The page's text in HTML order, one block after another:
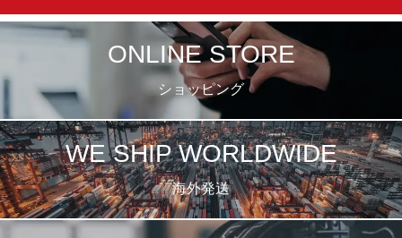
ONLINE STORE
ショッピング
WE SHIP WORLDWIDE
海外発送